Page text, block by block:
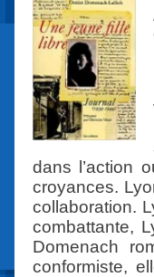
dans l’action
croyances.
collaboration.
combattante,
Domenach
conformiste,